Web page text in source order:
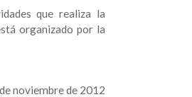
que realiza la
organizado por la
noviembre de 2012